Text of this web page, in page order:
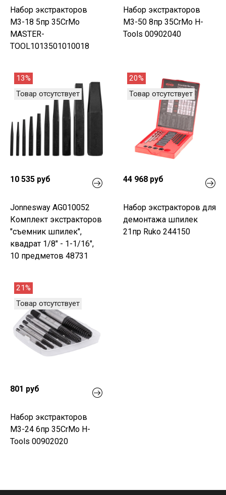
Набор экстракторов
М3-18 5пр 35CrMo
MASTER-
TOOL1013501010018
Набор экстракторов
М3-50 8пр 35CrMo H-
Tools 00902040
13%
Товар отсутствует
10 535 руб
Jonnesway AG010052
Комплект экстракторов
"съемник шпилек",
квадрат 1/8" - 1-1/16",
10 предметов 48731
20%
Товар отсутствует
44 968 руб
Набор экстракторов для
демонтажа шпилек
21пр Ruko 244150
21%
Товар отсутствует
801 руб
Набор экстракторов
М3-24 6пр 35CrMo H-
Tools 00902020